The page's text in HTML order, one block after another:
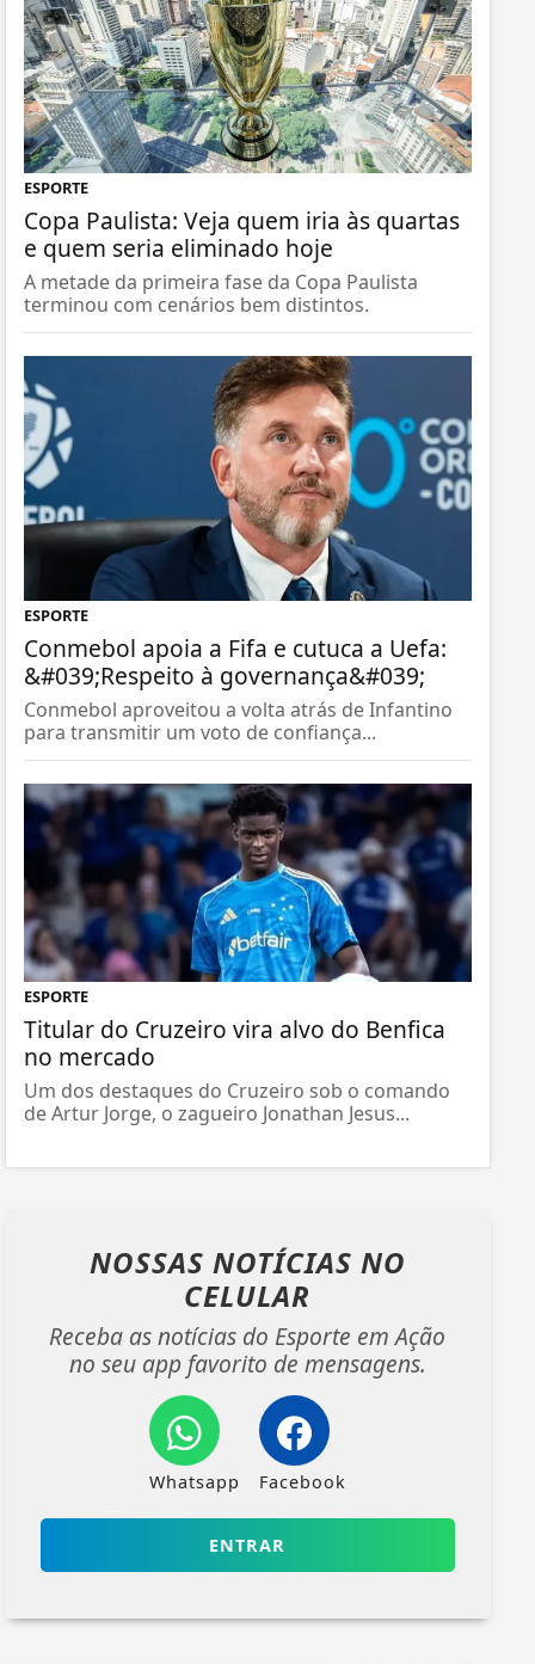
ESPORTE
Copa Paulista: Veja quem iria às quartas
e quem seria eliminado hoje
A metade da primeira fase da Copa Paulista
terminou com cenários bem distintos.
ESPORTE
Conmebol apoia a Fifa e cutuca a Uefa:
&#039;Respeito à governança&#039;
Conmebol aproveitou a volta atrás de Infantino
para transmitir um voto de confiança...
ESPORTE
Titular do Cruzeiro vira alvo do Benfica
no mercado
Um dos destaques do Cruzeiro sob o comando
de Artur Jorge, o zagueiro Jonathan Jesus...
NOSSAS NOTÍCIAS NO
CELULAR
Receba as notícias do Esporte em Ação
no seu app favorito de mensagens.
Whatsapp Facebook
ENTRAR